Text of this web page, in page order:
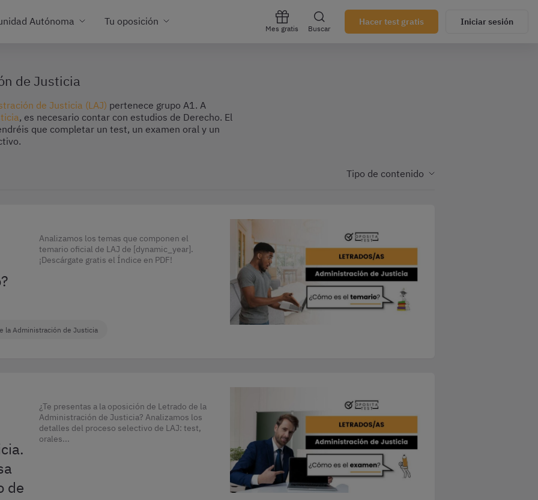
Autónoma Tu oposición
Mes gratis Buscar
Hacer test gratis Iniciar sesión
de Justicia
de Justicia (LAJ) pertenece grupo A1. A
, es necesario contar con estudios de Derecho. El
que completar un test, un examen oral y un
Tipo de contenido
Analizamos los temas que componen el
temario oficial de LAJ de [dynamic_year].
¡Descárgate gratis el Índice en PDF!
la Administración de Justicia
de
¿Te presentas a la oposición de Letrado de la
Administración de Justicia? Analizamos los
detalles del proceso selectivo de LAJ: test,
orales...